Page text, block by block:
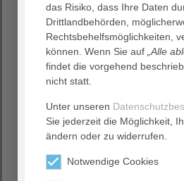
Wir passen uns dem
Bewohner an und nicht
Rolle spielen im Tagesablauf
Diese servieren wir in den
Wohnbereiche oder im
Bewohner nicht am
teilnehmen kann. Auf dem
Normalkost und vegetarische
Verordnung auch Schon- und
AGAPLESION RESIDENZ DER
AGAPLESION SAHLFELDSTIFT
das Risiko, dass Ihre Daten
Drittlandbehörden,
Rechtsbehelfsmöglichkeiten,
können. Wenn Sie auf „Alle
findet die vorgehend
nicht statt.
Unter unseren
Sie jederzeit die Möglichkeit,
ändern oder zu widerrufen.
Notwendige Cookies